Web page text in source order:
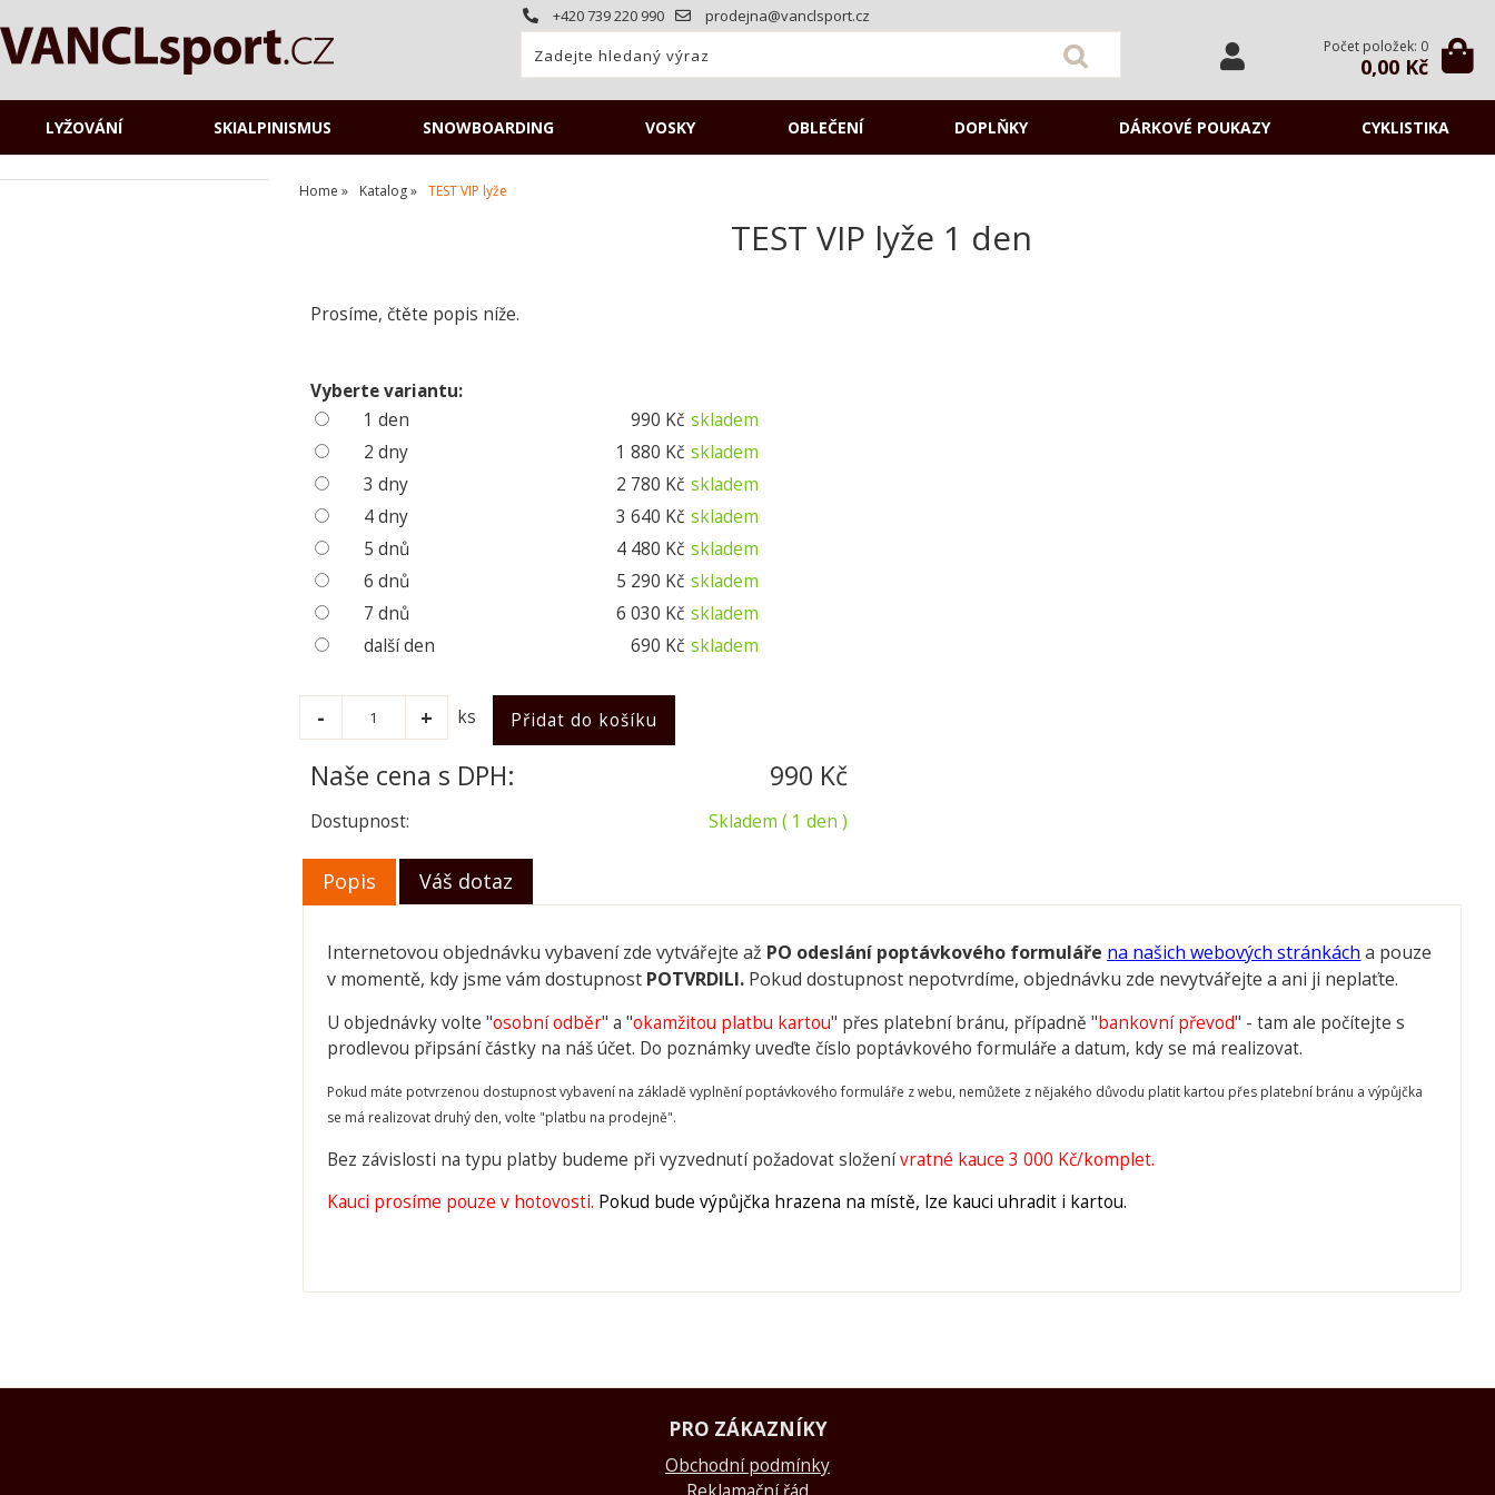
+420 739 220 990 prodejna@vanclsport.cz
Počet položek: 0
0,00 Kč
LYŽOVÁNÍ SKIALPINISMUS SNOWBOARDING VOSKY OBLEČENÍ DOPLŇKY DÁRKOVÉ POUKAZY CYKLISTIKA
Home Katalog TEST VIP lyže
TEST VIP lyže 1 den
Prosíme, čtěte popis níže.
Vyberte variantu:
1 den
990 Kč skladem
2 dny
1 880 Kč skladem
3 dny
2 780 Kč skladem
4 dny
3 640 Kč skladem
5 dnů
4 480 Kč skladem
6 dnů
5 290 Kč skladem
7 dnů
6 030 Kč skladem
další den
690 Kč skladem
ks
Naše cena s DPH: 990 Kč
Dostupnost: Skladem ( 1 den )
Popis Váš dotaz
Internetovou objednávku vybavení zde vytvářejte až PO odeslání poptávkového formuláře na našich webových stránkách a pouze
v momentě, kdy jsme vám dostupnost POTVRDILI. Pokud dostupnost nepotvrdíme, objednávku zde nevytvářejte a ani ji neplaťte.
U objednávky volte "osobní odběr" a "okamžitou platbu kartou" přes platební bránu, případně "bankovní převod" - tam ale počítejte s
prodlevou připsání částky na náš účet. Do poznámky uveďte číslo poptávkového formuláře a datum, kdy se má realizovat.
Pokud máte potvrzenou dostupnost vybavení na základě vyplnění poptávkového formuláře z webu, nemůžete z nějakého důvodu platit kartou přes platební bránu a výpůjčka
se má realizovat druhý den, volte "platbu na prodejně".
Bez závislosti na typu platby budeme při vyzvednutí požadovat složenívratné kauce 3 000 Kč/komplet.
Kauci prosíme pouze v hotovosti. Pokud bude výpůjčka hrazena na místě, lze kauci uhradit i kartou.
PRO ZÁKAZNÍKY
Obchodní podmínky